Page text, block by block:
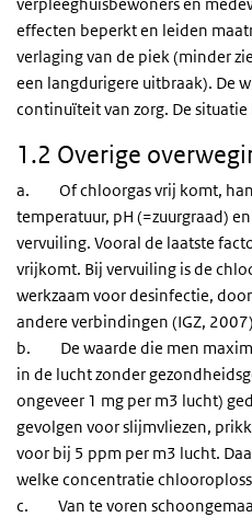
effecten beperkt en leiden
verlaging van de piek (minder
een langdurigere uitbraak). De
continuïteit van zorg. De
1.2 Overige
a. Of chloorgas vrij komt,
temperatuur, pH (=zuurgraad)
vervuiling. Vooral de laatste
vrijkomt. Bij vervuiling is de
werkzaam voor desinfectie,
andere verbindingen (IGZ,
b. De waarde die men
in de lucht zonder
ongeveer 1 mg per m3 lucht)
gevolgen voor slijmvliezen,
voor bij 5 ppm per m3 lucht.
welke concentratie
c. Van te voren